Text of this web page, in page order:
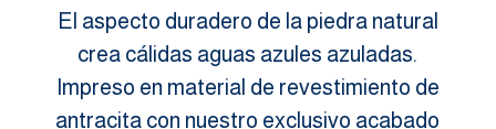
El aspecto duradero de la piedra natural
crea cálidas aguas azules azuladas.
Impreso en material de revestimiento de
antracita con nuestro exclusivo acabado